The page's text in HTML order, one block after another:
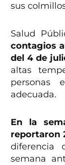
sus
Salud
contagios
del 4 de
altas
personas
adecuada.
En la
reportaron
diferencia
semana